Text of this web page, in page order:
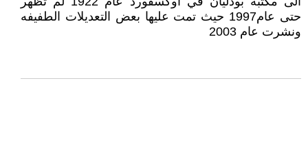
حتى عام1997 حيث تمت عليها بعض التعديلات الطفيفه
ونشرت عام 2003